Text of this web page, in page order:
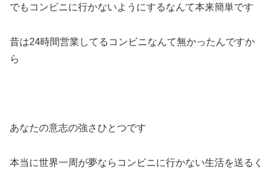
でもコンビニに行かないようにするなんて本来簡単です
昔は24時間営業してるコンビニなんて無かったんですか
ら
あなたの意志の強さひとつです
本当に世界一周が夢ならコンビニに行かない生活を送るく